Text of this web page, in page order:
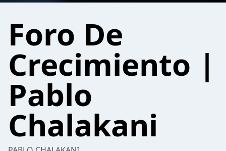
Foro De
Crecimiento |
Pablo
Chalakani